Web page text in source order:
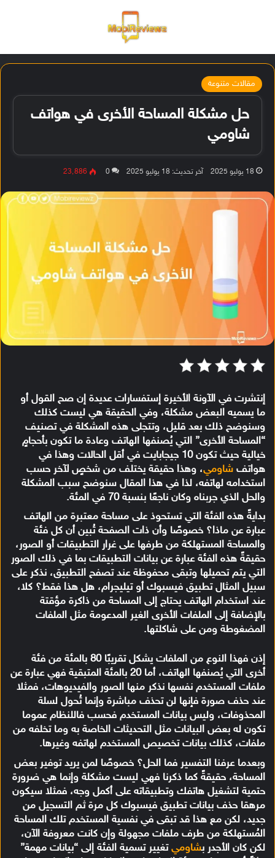
مقالات متنوعة
حل مشكلة المساحة الأخرى في هواتف
شاومي
18 يوليو 2025 آخر تحديث: 18 يوليو 2025 0 23٬886
إنتشرت في الآونة الأخيرة إستفسارات عديدة إن صح القول أو
ما يسميه البعض مشكلة، وفي الحقيقة هي ليست كذلك
وسنوضح ذلك بعد قليل، وتتجلى هذه المشكلة في تصنيف
“المساحة الأخرى” التي يُصنفها الهاتف وعادة ما تكون بأحجامٍ
خيالية حيث تكون 10 جيجابايت في أقل الحالات وهذا في
هواتف شاومي، وهذا حقيقة يختلف من شخصٍ لآخر حسب
استخدامه لهاتفه، لذا في هذا المقال سنوضح سبب المشكلة
والحل الذي جربناه وكان ناجعًا بنسبة 70 في المئة.
بدايةً هذه الفئة التي تستحوذ على مساحة معتبرة من الهاتف
عبارة عن ماذا؟ خصوصًا وأن ذات الصفحة تُبين أن كل فئة
والمساحة المستهلكة من طرفها على غرار التطبيقات أو الصور،
حقيقةً هذه الفئة عبارة عن بيانات التطبيقات بما في ذلك الصور
التي يتم تحميلها وتبقى محفوظة عند تصفح التطبيق، نذكر على
سبيل المثال تطبيق فيسبوك أو تيليجرام، هل هذا فقط؟ كلا،
عند استخدام الهاتف يحتاج إلى المساحة من ذاكرة مؤقتة
بالإضافة إلى الملفات الأخرى الغير المدعومة مثل الملفات
المضغوطة ومن على شاكلتها.
إذن فهذا النوع من الملفات يشكل تقريبًا 80 بالمئة من فئة
أخرى التي يُصنفها الهاتف، أما 20 بالمئة المتبقية فهي عبارة عن
ملفات المستخدم نفسها نذكر منها الصور والفيديوهات، فمثلا
عند حذف صورة فإنها لن تحذف مباشرة وإنما تُحول لسلة
المحذوفات، وليس بيانات المستخدم فحسب فاللنظام عموما
تكون له بعض البيانات مثل التحديثات الخاصة به وما تخلفه من
ملفات، كذلك بيانات تخصيص المستخدم لهاتفه وغيرها.
وبعدما عرفنا التفسير فما الحل؟ خصوصًا لمن يريد توفير بعض
المساحة، حقيقةً كما ذكرنا فهي ليست مشكلة وإنما هي ضرورة
حتمية لتشغيل هاتفك وتطبيقاته على أكمل وجه، فمثلا سيكون
مرهقا حذف بيانات تطبيق فيسبوك كل مرة ثم التسجيل من
جديد، لكن مع هذا قد تبقى في نفسية المستخدم تلك المساحة
المُستهلكة من طرف ملفات مجهولة وإن كانت معروفة الآن،
لكن كان الأجدر بشاومي تغيير تسمية الفئة إلى “بيانات مهمة”